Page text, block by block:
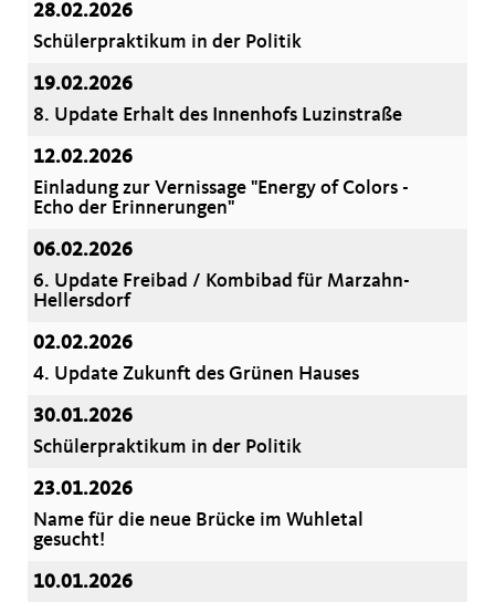
28.02.2026
Schülerpraktikum in der Politik
19.02.2026
8. Update Erhalt des Innenhofs Luzinstraße
12.02.2026
Einladung zur Vernissage "Energy of Colors -
Echo der Erinnerungen"
06.02.2026
6. Update Freibad / Kombibad für Marzahn-
Hellersdorf
02.02.2026
4. Update Zukunft des Grünen Hauses
30.01.2026
Schülerpraktikum in der Politik
23.01.2026
Name für die neue Brücke im Wuhletal
gesucht!
10.01.2026